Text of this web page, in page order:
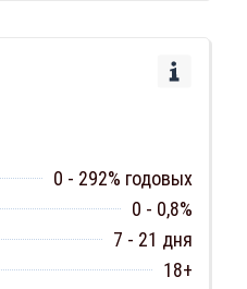
0 - 292% годовых
0 - 0,8%
7 - 21 дня
18+